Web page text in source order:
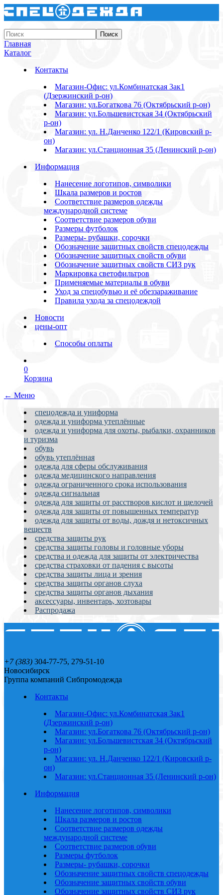
Главная
Каталог
Контакты
Магазин-Офис: ул.Комбинатская 3ак1
(Дзержинский р-он)
Магазин: ул.Богаткова 76 (Октябрьский р-он)
Магазин: ул.Большевистская 34 (Октябрьский
р-он)
Магазин: ул. Н.Данченко 122/1 (Кировский р-
он)
Магазин: ул.Станционная 35 (Ленинский р-он)
Информация
Нанесение логотипов, символики
Шкала размеров и ростов
Соответствие размеров одежды
международной системе
Соответствие размеров обуви
Размеры футболок
Размеры- рубашки, сорочки
Обозначение защитных свойств спецодежды
Обозначение защитных свойств обуви
Обозначение защитных свойств СИЗ рук
Маркировка светофильтров
Применяемые материалы в обуви
Уход за спецобувью и её обеззараживание
Правила ухода за спецодеждой
Новости
цены-опт
Способы оплаты
0
Корзина
← Меню
спецодежда и униформа
одежда и униформа утеплённые
одежда и униформа для охоты, рыбалки, охранников
и туризма
обувь
обувь утеплённая
одежда для сферы обслуживания
одежда медицинского направления
одежда ограниченного срока использования
одежда сигнальная
одежда для защиты от расстворов кислот и щелочей
одежда для защиты от повышенных температур
одежда для защиты от воды, дождя и нетоксичных
веществ
средства защиты рук
средства защиты головы и головные уборы
средства и одежда для защиты от электричества
средства страховки от падения с высоты
средства защиты лица и зрения
средства защиты органов слуха
средства защиты органов дыхания
аксессуары, инвентарь, хозтовары
Распродажа
+7 (383) 304-77-75, 279-51-10
Новосибирск
Группа компаний Сибпромодежда
Контакты
Магазин-Офис: ул.Комбинатская 3ак1
(Дзержинский р-он)
Магазин: ул.Богаткова 76 (Октябрьский р-он)
Магазин: ул.Большевистская 34 (Октябрьский
р-он)
Магазин: ул. Н.Данченко 122/1 (Кировский р-
он)
Магазин: ул.Станционная 35 (Ленинский р-он)
Информация
Нанесение логотипов, символики
Шкала размеров и ростов
Соответствие размеров одежды
международной системе
Соответствие размеров обуви
Размеры футболок
Размеры- рубашки, сорочки
Обозначение защитных свойств спецодежды
Обозначение защитных свойств обуви
Обозначение защитных свойств СИЗ рук